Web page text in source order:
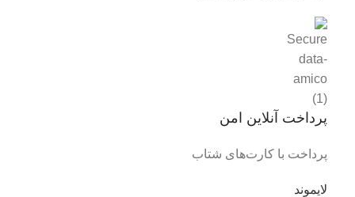
پرداخت آنلاین امن
پرداخت با کارت‌های شتاب
لایموند